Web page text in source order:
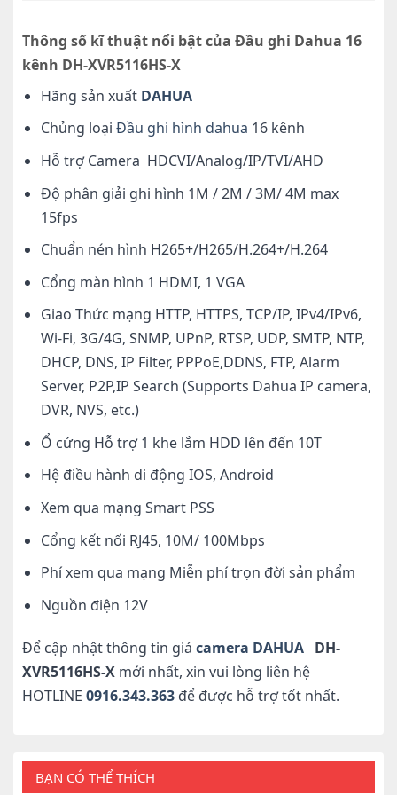
Thông số kĩ thuật nổi bật của Đầu ghi Dahua 16
kênh DH-XVR5116HS-X
Hãng sản xuất DAHUA
Chủng loại Đầu ghi hình dahua 16 kênh
Hỗ trợ Camera HDCVI/Analog/IP/TVI/AHD
Độ phân giải ghi hình 1M / 2M / 3M/ 4M max
15fps
Chuẩn nén hình H265+/H265/H.264+/H.264
Cổng màn hình 1 HDMI, 1 VGA
Giao Thức mạng HTTP, HTTPS, TCP/IP, IPv4/IPv6,
Wi-Fi, 3G/4G, SNMP, UPnP, RTSP, UDP, SMTP, NTP,
DHCP, DNS, IP Filter, PPPoE,DDNS, FTP, Alarm
Server, P2P,IP Search (Supports Dahua IP camera,
DVR, NVS, etc.)
Ổ cứng Hỗ trợ 1 khe lắm HDD lên đến 10T
Hệ điều hành di động IOS, Android
Xem qua mạng Smart PSS
Cổng kết nối RJ45, 10M/ 100Mbps
Phí xem qua mạng Miễn phí trọn đời sản phẩm
Nguồn điện 12V
Để cập nhật thông tin giá camera DAHUA DH-
XVR5116HS-Xmới nhất, xin vui lòng liên hệ
HOTLINE 0916.343.363để được hỗ trợ tốt nhất.
BẠN CÓ THỂ THÍCH